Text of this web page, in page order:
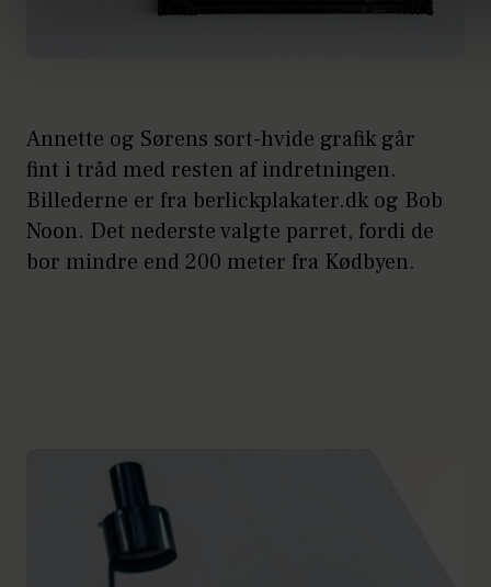
Annette og Sørens sort-hvide grafik går
fint i tråd med resten af indretningen.
Billederne er fra berlickplakater.dk og Bob
Noon. Det nederste valgte parret, fordi de
bor mindre end 200 meter fra Kødbyen.